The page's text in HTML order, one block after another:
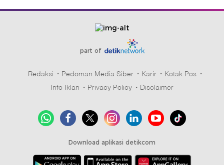
part of
Redaksi Pedoman Media Siber Karir
Kotak Pos
Info Iklan
Privacy Policy Disclaimer
Download aplikasi detikcom